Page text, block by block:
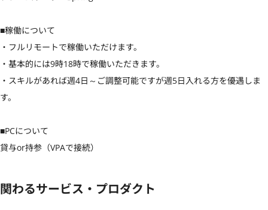
■稼働について
・フルリモートで稼働いただけます。
・基本的には9時18時で稼働いただきます。
・スキルがあれば週4日～ご調整可能ですが週5日入れる方を優遇しま
す。
■PCについて
貸与or持参（VPAで接続）
関わるサービス・プロダクト